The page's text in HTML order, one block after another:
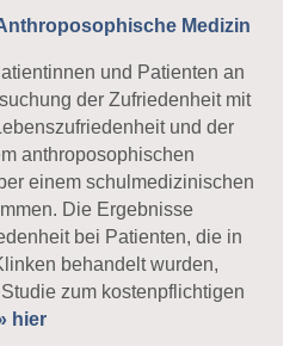
Medizin
und Patienten an
der Zufriedenheit mit
und der
anthroposophischen
einem schulmedizinischen
Die Ergebnisse
bei Patienten, die in
behandelt wurden,
zum kostenpflichtigen
hier